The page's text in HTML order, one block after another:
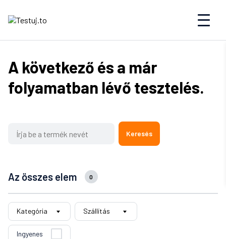
A következő és a már
folyamatban lévő tesztelés.
Keresés
Az összes elem 0
Kategória Szállítás
Ingyenes